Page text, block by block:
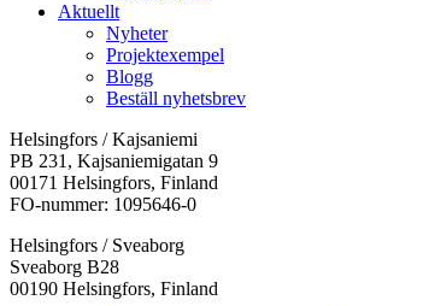
Aktuellt
Nyheter
Projektexempel
Blogg
Beställ nyhetsbrev
Helsingfors / Kajsaniemi
PB 231, Kajsaniemigatan 9
00171 Helsingfors, Finland
FO-nummer: 1095646-0
Helsingfors / Sveaborg
Sveaborg B28
00190 Helsingfors, Finland